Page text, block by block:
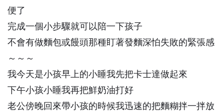
便了
完成一個小步驟就可以陪一下孩子
不會有做麵包或饅頭那種盯著發麵深怕失敗的緊張感
～～～
我今天是小孩早上的小睡我先把卡士達做起來
下午小孩小睡我再把鮮奶油打好
老公傍晚回來帶小孩的時候我迅速的把麵糊拌一拌放